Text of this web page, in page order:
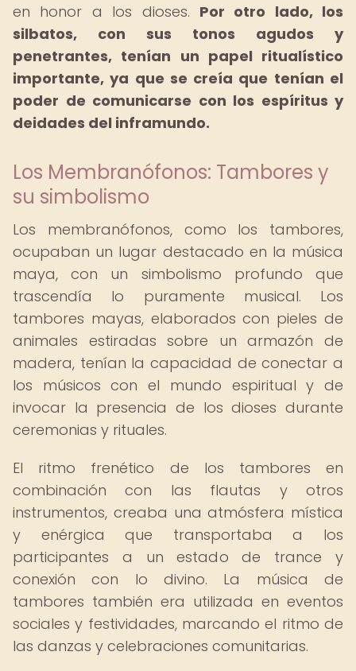
en honor a los dioses. Por otro lado, los
silbatos, con sus tonos agudos y
penetrantes, tenían un papel ritualístico
importante, ya que se creía que tenían el
poder de comunicarse con los espíritus y
deidades del inframundo.
Los Membranófonos: Tambores y
su simbolismo
Los membranófonos, como los tambores,
ocupaban un lugar destacado en la música
maya, con un simbolismo profundo que
trascendía lo puramente musical. Los
tambores mayas, elaborados con pieles de
animales estiradas sobre un armazón de
madera, tenían la capacidad de conectar a
los músicos con el mundo espiritual y de
invocar la presencia de los dioses durante
ceremonias y rituales.
El ritmo frenético de los tambores en
combinación con las flautas y otros
instrumentos, creaba una atmósfera mística
y enérgica que transportaba a los
participantes a un estado de trance y
conexión con lo divino. La música de
tambores también era utilizada en eventos
sociales y festividades, marcando el ritmo de
las danzas y celebraciones comunitarias.